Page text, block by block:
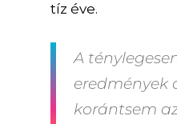
tíz éve.
A
eredmények
korántsem